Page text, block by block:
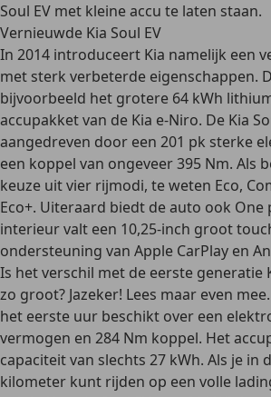
Soul EV met kleine accu te laten staan.
Vernieuwde Kia Soul EV
In 2014 introduceert Kia namelijk een
met sterk verbeterde eigenschappen.
bijvoorbeeld het grotere 64 kWh
accupakket van de Kia e-Niro. De Kia
aangedreven door een 201 pk sterke
een koppel van ongeveer 395 Nm. Als
keuze uit vier rijmodi, te weten Eco,
Eco+. Uiteraard biedt de auto ook One
interieur valt een 10,25-inch groot
ondersteuning van Apple CarPlay en
Is het verschil met de eerste generatie
zo groot? Jazeker! Lees maar even
het eerste uur beschikt over een
vermogen en 284 Nm koppel. Het
capaciteit van slechts 27 kWh. Als je in
kilometer kunt rijden op een volle